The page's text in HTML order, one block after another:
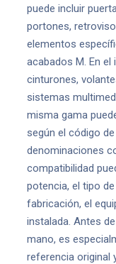
puede incluir
portones,
elementos
acabados M. En
cinturones,
sistemas
misma gama
según el código
denominaciones
compatibilidad
potencia, el tipo
fabricación, el
instalada. Antes
mano, es
referencia original